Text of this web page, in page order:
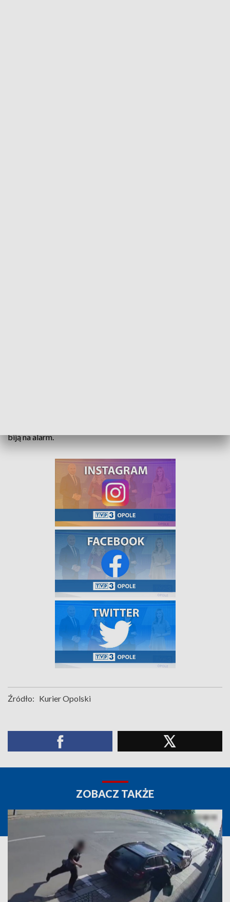
biją na alarm.
Źródło: Kurier Opolski
ZOBACZ TAKŻE